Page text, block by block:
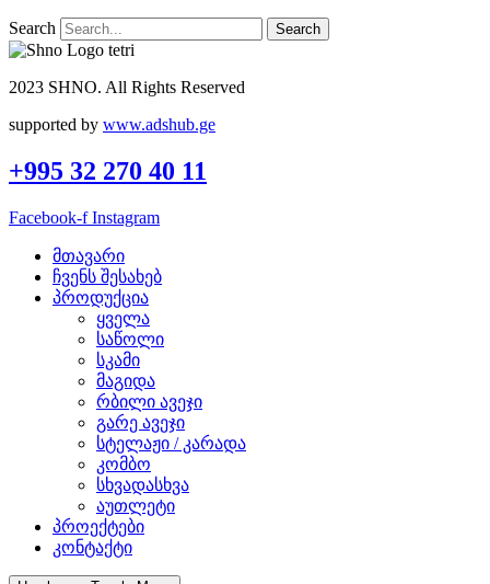
Search Search
2023 SHNO. All Rights Reserved
supported by www.adshub.ge
+995 32 270 40 11
Facebook-f Instagram
მთავარი
ჩვენს შესახებ
პროდუქცია
ყველა
საწოლი
სკამი
მაგიდა
რბილი ავეჯი
გარე ავეჯი
სტელაჟი / კარადა
კომბო
სხვადასხვა
აუთლეტი
პროექტები
კონტაქტი